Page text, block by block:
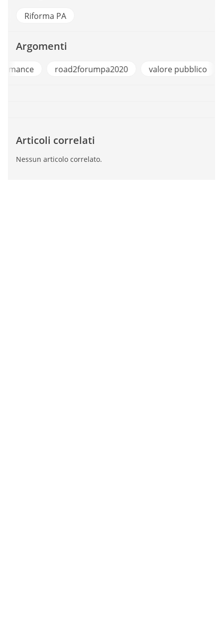
Riforma PA
Argomenti
Performance road2forumpa2020 valore
Articoli correlati
Nessun articolo correlato.